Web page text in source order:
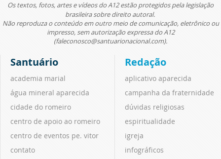
Os textos, fotos, artes e vídeos do A12 estão protegidos pela legislação
brasileira sobre direito autoral.
Não reproduza o conteúdo em outro meio de comunicação, eletrônico ou
impresso, sem autorização expressa do A12
(faleconosco@santuarionacional.com).
Santuário
academia marial
água mineral aparecida
cidade do romeiro
centro de apoio ao romeiro
centro de eventos pe. vitor
contato
Redação
aplicativo aparecida
campanha da fraternidade
dúvidas religiosas
espiritualidade
igreja
infográficos